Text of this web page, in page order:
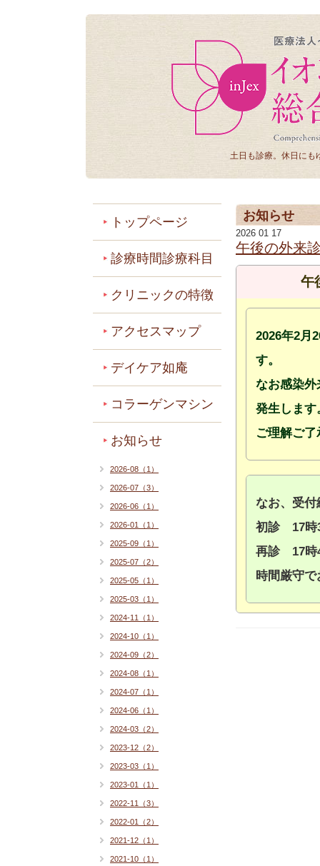
土日も診療。休日にも
お知らせ
2026 01 17
午後の外来
午
2026年2月
す。
なお感染
発生します
ご理解ご
なお、受
初診 17時
再診 17時
時間厳守
トップページ
診療時間診療科目
クリニックの特徴
アクセスマップ
デイケア如庵
コラーゲンマシン
お知らせ
2026-08（1）
2026-07（3）
2026-06（1）
2026-01（1）
2025-09（1）
2025-07（2）
2025-05（1）
2025-03（1）
2024-11（1）
2024-10（1）
2024-09（2）
2024-08（1）
2024-07（1）
2024-06（1）
2024-03（2）
2023-12（2）
2023-03（1）
2023-01（1）
2022-11（3）
2022-01（2）
2021-12（1）
2021-10（1）